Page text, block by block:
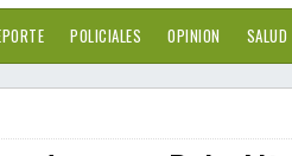
POLICIALES OPINION SALUD